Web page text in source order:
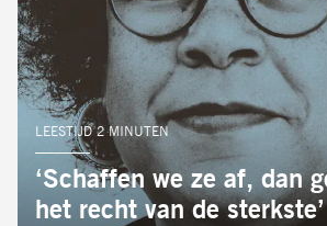
‘Schaffen we ze af, dan
het recht van de sterkste’
AUTEUR:
LEESTIJD 2 MINUTEN